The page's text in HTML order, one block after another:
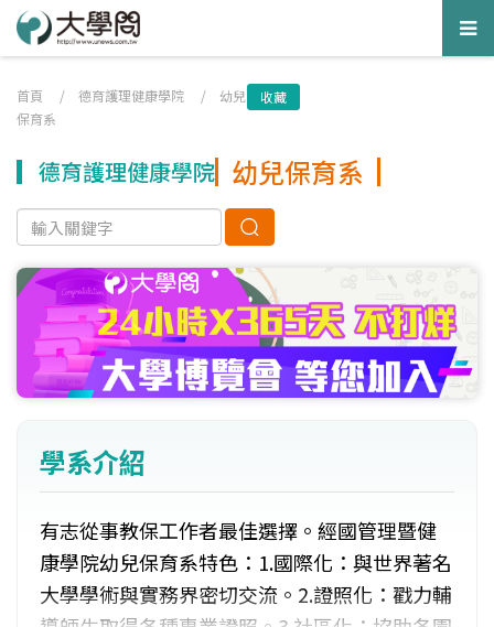
首頁 / 德育護理健康學院 / 幼兒
保育系
收藏
德育護理健康學院 幼兒保育系
學系介紹
有志從事教保工作者最佳選擇。經國管理暨健
康學院幼兒保育系特色：1.國際化：與世界著名
大學學術與實務界密切交流。2.證照化：戳力輔